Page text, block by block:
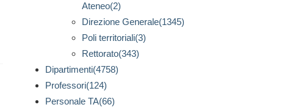
Ateneo(2)
Direzione Generale(1345)
Poli territoriali(3)
Rettorato(343)
Dipartimenti(4758)
Professori(124)
Personale TA(66)